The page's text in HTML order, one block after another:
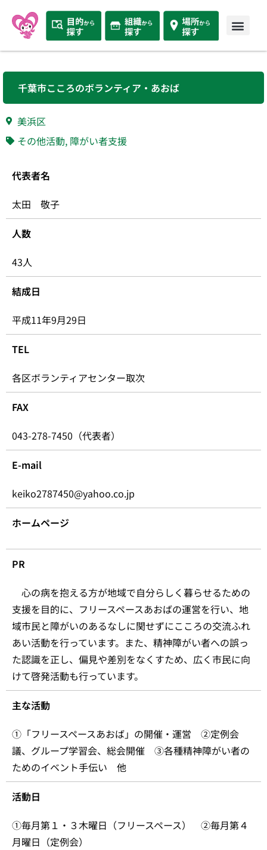
千葉市こころのボランティア・あおば
美浜区
その他活動, 障がい者支援
代表者名
太田 敬子
人数
43人
結成日
平成11年9月29日
TEL
各区ボランティアセンター取次
FAX
043-278-7450（代表者）
E-mail
keiko2787450@yahoo.co.jp
ホームページ
PR
心の病を抱える方が地域で自分らしく暮らせるための
支援を目的に、フリースペースあおばの運営を行い、地
域市民と障がいのあるなしに関せずにこころの交流ふれ
あい活動を行っています。また、精神障がい者への誤っ
た認識を正し、偏見や差別をなくすため、広く市民に向
けて啓発活動も行っています。
主な活動
①「フリースペースあおば」の開催・運営 ②定例会
議、グループ学習会、総会開催 ③各種精神障がい者の
ためのイベント手伝い 他
活動日
①毎月第１・３木曜日（フリースペース） ②毎月第４
月曜日（定例会）